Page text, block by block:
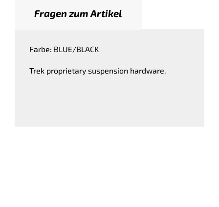
Fragen zum Artikel
Farbe: BLUE/BLACK
Trek proprietary suspension hardware.